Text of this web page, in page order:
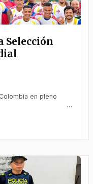
Selección
en pleno